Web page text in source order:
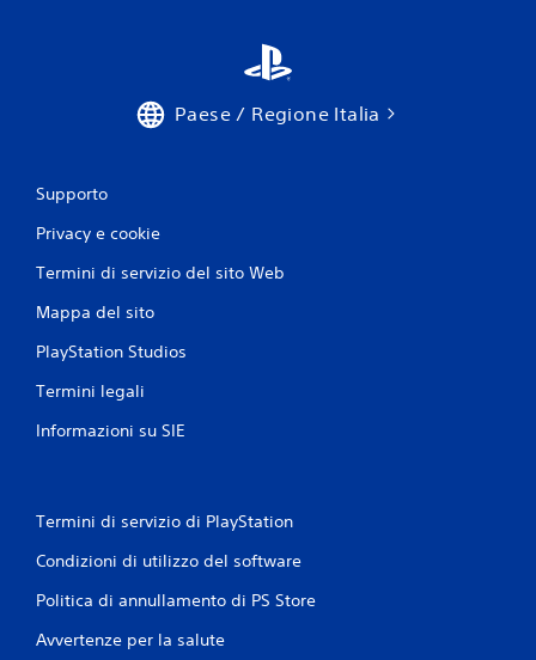
Paese / Regione Italia
Supporto
Privacy e cookie
Termini di servizio del sito Web
Mappa del sito
PlayStation Studios
Termini legali
Informazioni su SIE
Termini di servizio di PlayStation
Condizioni di utilizzo del software
Politica di annullamento di PS Store
Avvertenze per la salute